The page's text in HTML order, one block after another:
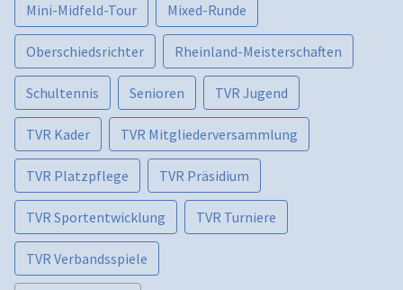
Mini-Midfeld-Tour Mixed-Runde
Oberschiedsrichter Rheinland-Meisterschaften
Schultennis Senioren TVR Jugend
TVR Kader TVR Mitgliederversammlung
TVR Platzpflege TVR Präsidium
TVR Sportentwicklung TVR Turniere
TVR Verbandsspiele